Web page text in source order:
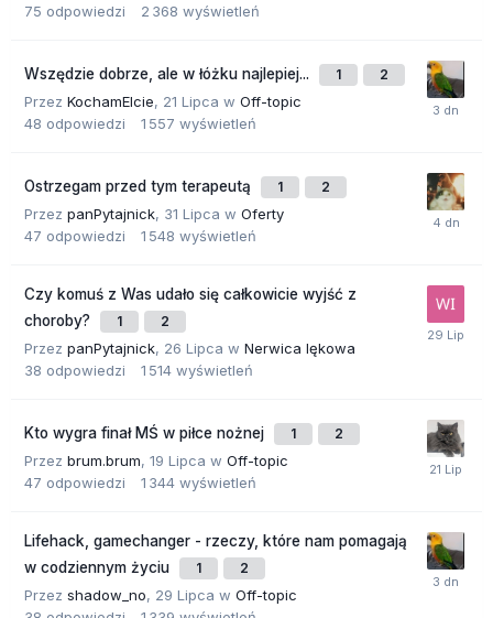
75 odpowiedzi 2 368 wyświetleń
Wszędzie dobrze, ale w łóżku najlepiej... 1 2
Przez KochamElcie, 21 Lipca w Off-topic
48 odpowiedzi 1 557 wyświetleń
Ostrzegam przed tym terapeutą 1 2
Przez panPytajnick, 31 Lipca w Oferty
47 odpowiedzi 1 548 wyświetleń
Czy komuś z Was udało się całkowicie wyjść z
choroby?
1 2
Przez panPytajnick, 26 Lipca w Nerwica lękowa
38 odpowiedzi 1 514 wyświetleń
Kto wygra finał MŚ w piłce nożnej 1 2
Przez brum.brum, 19 Lipca w Off-topic
47 odpowiedzi 1 344 wyświetleń
Lifehack, gamechanger - rzeczy, które nam pomagają
w codziennym życiu
1 2
Przez shadow_no, 29 Lipca w Off-topic